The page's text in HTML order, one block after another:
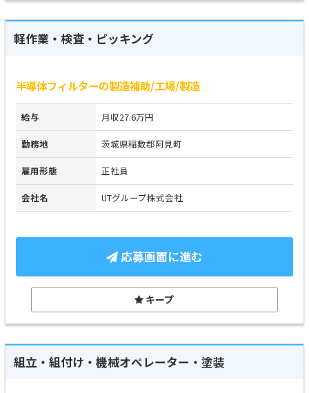
軽作業・検査・ピッキング
半導体フィルターの製造補助/工場/製造
給与 月収27.6万円
勤務地 茨城県稲敷郡阿見町
雇用形態 正社員
会社名 UTグループ株式会社
応募画面に進む
キープ
組立・組付け・機械オペレーター・塗装